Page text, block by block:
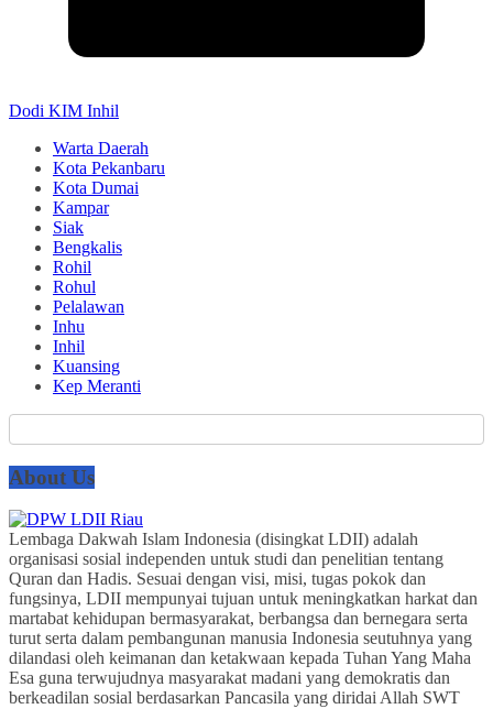
Dodi KIM Inhil
Warta Daerah
Kota Pekanbaru
Kota Dumai
Kampar
Siak
Bengkalis
Rohil
Rohul
Pelalawan
Inhu
Inhil
Kuansing
Kep Meranti
About Us
Lembaga Dakwah Islam Indonesia (disingkat LDII) adalah
organisasi sosial independen untuk studi dan penelitian tentang
Quran dan Hadis. Sesuai dengan visi, misi, tugas pokok dan
fungsinya, LDII mempunyai tujuan untuk meningkatkan harkat dan
martabat kehidupan bermasyarakat, berbangsa dan bernegara serta
turut serta dalam pembangunan manusia Indonesia seutuhnya yang
dilandasi oleh keimanan dan ketakwaan kepada Tuhan Yang Maha
Esa guna terwujudnya masyarakat madani yang demokratis dan
berkeadilan sosial berdasarkan Pancasila yang diridai Allah SWT